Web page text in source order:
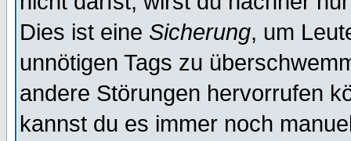
Dies ist eine Sicherung, um
unnötigen Tags zu
andere Störungen hervorrufen
kannst du es immer noch